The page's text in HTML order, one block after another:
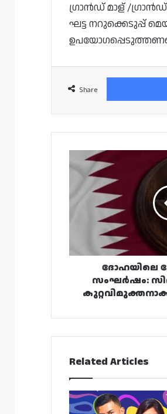
ഗ്രാൻഡ് മാള് /
ഘട്ട നറുക്കെടുപ്പ്
Share
ദോഹയിലെ
ഹോട്ടലിൽ
നടന്ന
സംഘർഷം:
സിവിൽ
പൈലറ്റിനെ
കുറ്റവിമുക്തനാക്കി
കോടതി
ദോഹയിലെ
സംഘർഷം:
Related Articles